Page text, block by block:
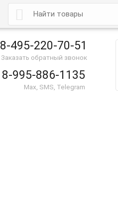

8-495-220-70-51
Заказать обратный звонок
8-995-886-1135
Max, SMS, Telegram